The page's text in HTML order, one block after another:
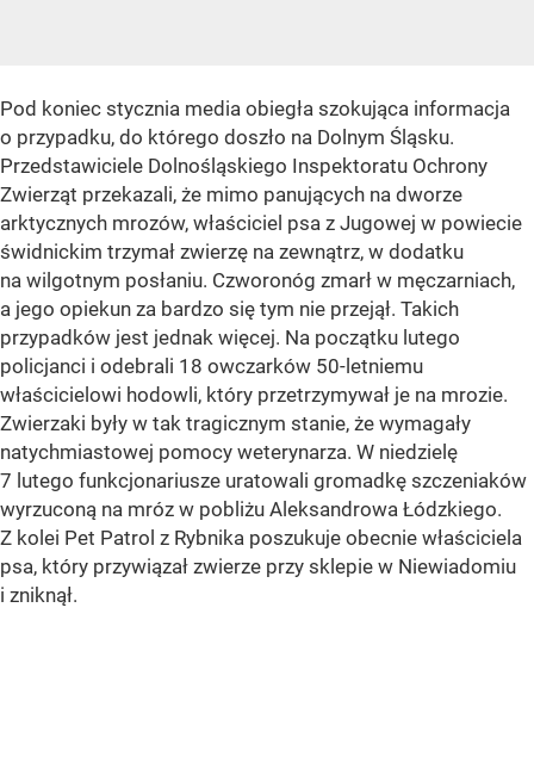
Pod koniec stycznia media obiegła szokująca informacja
o przypadku, do którego doszło na Dolnym Śląsku.
Przedstawiciele Dolnośląskiego Inspektoratu Ochrony
Zwierząt przekazali, że mimo panujących na dworze
arktycznych mrozów, właściciel psa z Jugowej w powiecie
świdnickim trzymał zwierzę na zewnątrz, w dodatku
na wilgotnym posłaniu. Czworonóg zmarł w męczarniach,
a jego opiekun za bardzo się tym nie przejął. Takich
przypadków jest jednak więcej. Na początku lutego
policjanci i odebrali 18 owczarków 50-letniemu
właścicielowi hodowli, który przetrzymywał je na mrozie.
Zwierzaki były w tak tragicznym stanie, że wymagały
natychmiastowej pomocy weterynarza. W niedzielę
7 lutego funkcjonariusze uratowali gromadkę szczeniaków
wyrzuconą na mróz w pobliżu Aleksandrowa Łódzkiego.
Z kolei Pet Patrol z Rybnika poszukuje obecnie właściciela
psa, który przywiązał zwierze przy sklepie w Niewiadomiu
i zniknął.